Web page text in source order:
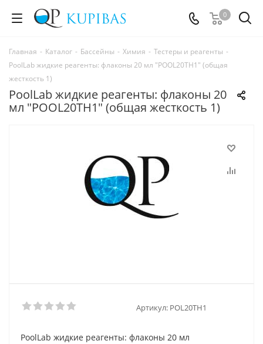
0
Главная - Каталог - Бассейны - Химия - Тестеры и реагенты -
PoolLab жидкие реагенты: флаконы 20 мл "POOL20TH1" (общая
жесткость 1)
PoolLab жидкие реагенты: флаконы 20
мл "POOL20TH1" (общая жесткость 1)
Артикул: POL20TH1
PoolLab жидкие реагенты: флаконы 20 мл